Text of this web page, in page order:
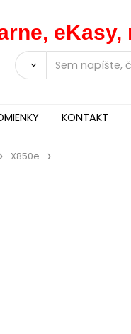
KONTAKT
X850e